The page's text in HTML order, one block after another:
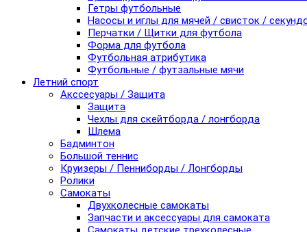
Гетры футбольные
Насосы и иглы для мячей / свисток /
Перчатки / Щитки для футбола
Форма для футбола
Футбольная атрибутика
Футбольные / футзальные мячи
Летний спорт
Акссесуары / Защита
Защита
Чехлы для скейтборда / лонгборда
Шлема
Бадминтон
Большой теннис
Круизеры / Пенниборды / Лонгборды
Ролики
Самокаты
Двухколесные самокаты
Запчасти и аксессуары для самоката